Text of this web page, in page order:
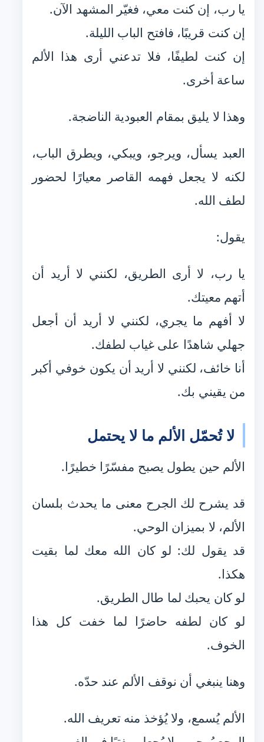
يا رب، إن كنت معي، فغيّر المشهد الآن.
إن كنت قريبًا، فافتح الباب الليلة.
إن كنت لطيفًا، فلا تدعني أرى هذا الألم
ساعة أخرى.
وهذا لا يليق بمقام العبودية الناضجة.
العبد يسأل، ويرجو، ويبكي، ويطرق الباب،
لكنه لا يجعل فهمه القاصر معيارًا لحضور
لطف الله.
يقول:
يا رب، لا أرى الطريق، لكنني لا أريد أن
أتهم معيتك.
لا أفهم ما يجري، لكنني لا أريد أن أجعل
جهلي شاهدًا على غياب لطفك.
أنا خائف، لكنني لا أريد أن يكون خوفي أكبر
من يقيني بك.
لا تُحمّل الألم ما لا يحتمل
الألم حين يطول يصبح مفسّرًا خطيرًا.
قد يشرح لك الجرح معنى ما يحدث بلسان
الألم، لا بميزان الوحي.
قد يقول لك: لو كان الله معك لما بقيت
هكذا.
لو كان يحبك لما طال الطريق.
لو كان لطفه حاضرًا لما خفت كل هذا
الخوف.
وهنا ينبغي أن نوقف الألم عند حدّه.
الألم يُسمع، ولا يُؤخذ منه تعريف الله.